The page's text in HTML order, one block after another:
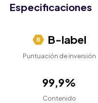
Especificaciones
B-label
Puntuación de inversión
99,9%
Contenido